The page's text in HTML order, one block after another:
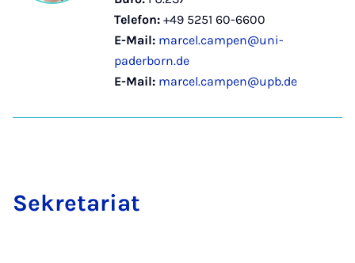
Telefon: +49 5251 60-6600
E-Mail: marcel.campen@uni-
paderborn.de
E-Mail: marcel.campen@upb.de
Se­kre­ta­ri­at